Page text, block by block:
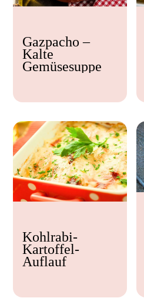
< 15 min
15 - 30 min
30 - 60 min
Gazpacho –
Kalte
Gemüsesuppe
Kohlrabi-
Kartoffel-
Auflauf